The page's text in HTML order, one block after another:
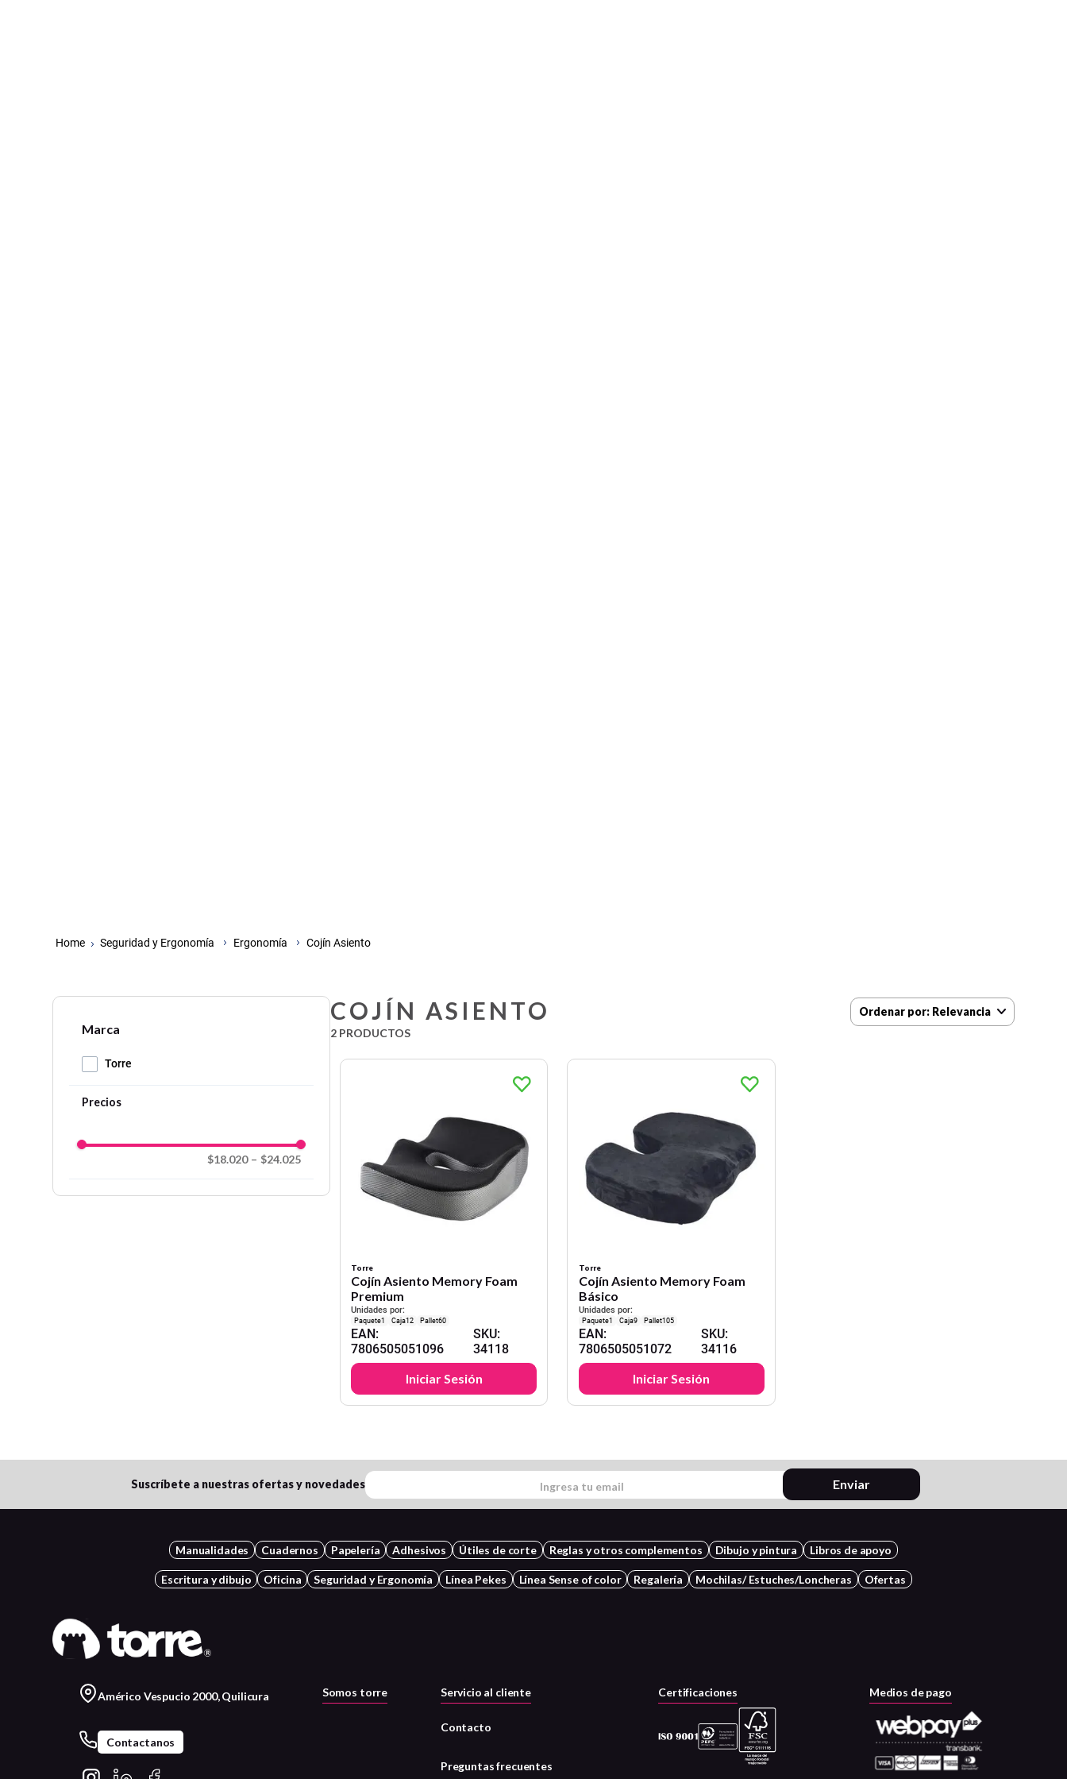
Seguridad y Ergonomía Ergonomía Cojín Asiento
Marca
Torre
$18.020 – $24.025
COJÍN ASIENTO Ordenar por Relevancia
2 PRODUCTOS
Torre
Cojín Asiento Memory Foam
Premium
Unidades por:
1 12 60
EAN:
7806505051096
SKU:
34118
Iniciar Sesión
Torre
Cojín Asiento Memory Foam
Básico
Unidades por:
1 9 105
EAN:
7806505051072
SKU:
34116
Iniciar Sesión
Suscríbete a nuestras ofertas y novedades Enviar
Manualidades Cuadernos Papelería Adhesivos Útiles de corte Reglas y otros complementos Dibujo y pintura Libros de apoyo
Escritura y dibujo Oficina Seguridad y Ergonomía Línea Pekes Línea Sense of color Regalería Mochilas/ Estuches/Loncheras Ofertas
Américo Vespucio 2000, Quilicura
Contactanos
Somos torre Servicio al cliente
Contacto
Preguntas frecuentes
Certificaciones Medios de pago